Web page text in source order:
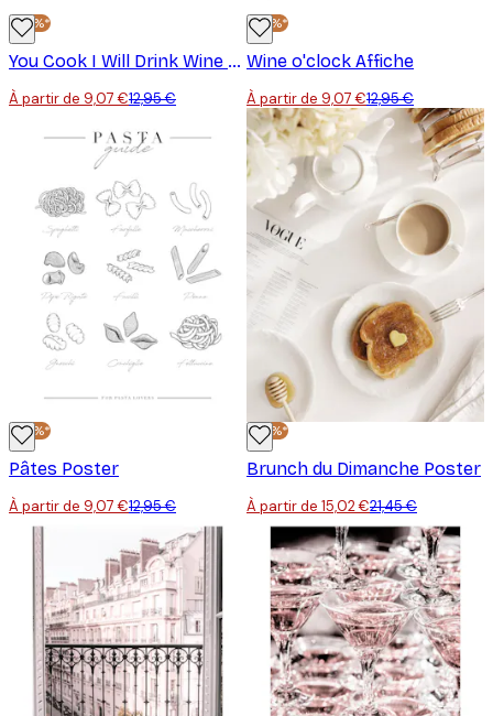
-30%*
You Cook I Will Drink Wine Poster
À partir de 9,07 €12,95 €
-30%*
Wine o'clock Affiche
À partir de 9,07 €12,95 €
-30%*
Pâtes Poster
À partir de 9,07 €12,95 €
-30%*
Brunch du Dimanche Poster
À partir de 15,02 €21,45 €